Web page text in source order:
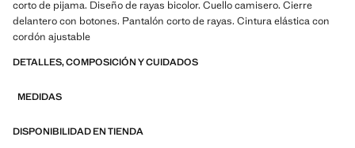
corto de pijama. Diseño de rayas bicolor. Cuello camisero. Cierre
delantero con botones. Pantalón corto de rayas. Cintura elástica con
cordón ajustable
DETALLES, COMPOSICIÓN Y CUIDADOS
MEDIDAS
DISPONIBILIDAD EN TIENDA